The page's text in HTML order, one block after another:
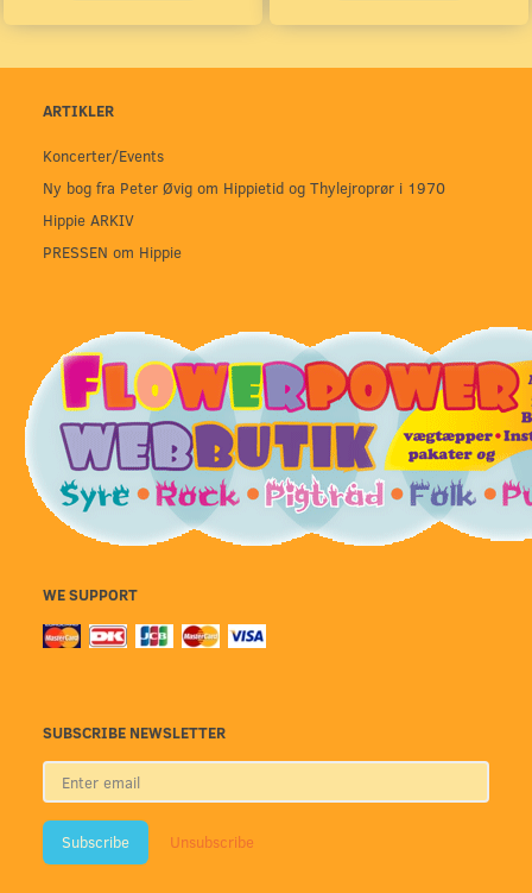
ARTIKLER
Koncerter/Events
Ny bog fra Peter Øvig om Hippietid og Thylejroprør i 1970
Hippie ARKIV
PRESSEN om Hippie
WE SUPPORT
SUBSCRIBE NEWSLETTER
Enter
email
Subscribe Unsubscribe